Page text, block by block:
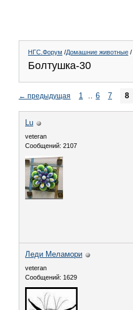
НГС.Форум /Домашние животные /
Болтушка-30
← предыдущая 1 .. 6 7 8
Lu
veteran
Сообщений: 2107
Леди Меламори
veteran
Сообщений: 1629